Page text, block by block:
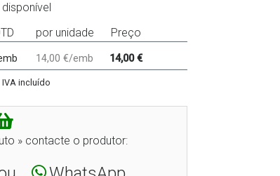
disponível
por unidade Preço
14,00 €/emb 14,00 €
incluído
» contacte o produtor: